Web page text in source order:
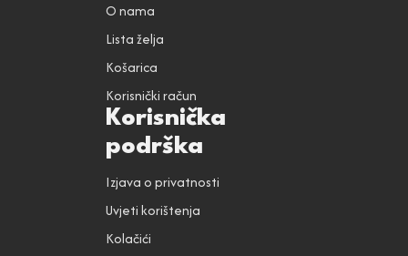
O nama
Lista želja
Košarica
Korisnički račun
Korisnička
podrška
Izjava o privatnosti
Uvjeti korištenja
Kolačići